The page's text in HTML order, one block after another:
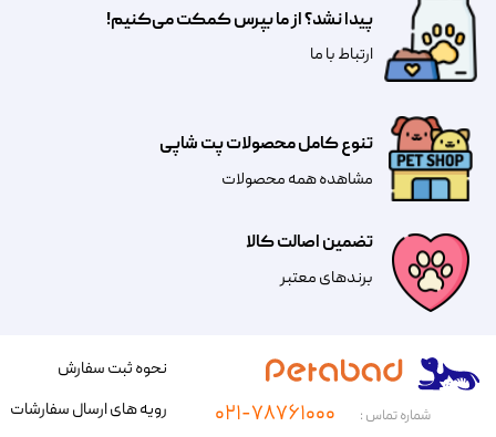
تضمین اصالت کالا
​​برندهای معتبر​​​​​​​
تنوع کامل محصولات پت شاپی
مشاهده همه محصولات
پیدا نشد؟ از ما بپرس کمکت می‌کنیم!
​​​ارتباط با ما
شماره تماس : ۰۲۱-۷۸۷۶۱۰۰۰
نحوه ثبت سفارش
رویه های ارسال سفارشات